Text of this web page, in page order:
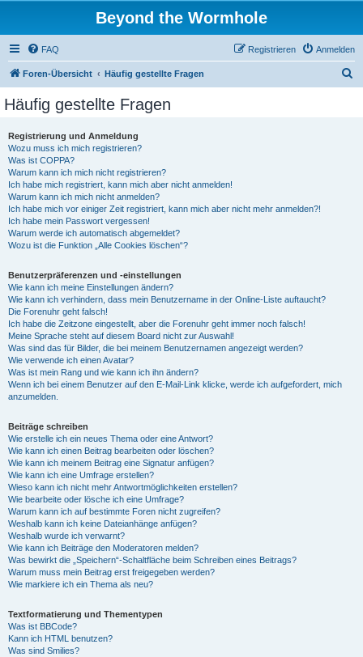
Beyond the Wormhole
FAQ Anmelden
Registrieren
Foren-Übersicht Häufig gestellte Fragen
Häufig gestellte Fragen
Registrierung und Anmeldung
Wozu muss ich mich registrieren?
Was ist COPPA?
Warum kann ich mich nicht registrieren?
Ich habe mich registriert, kann mich aber nicht anmelden!
Warum kann ich mich nicht anmelden?
Ich habe mich vor einiger Zeit registriert, kann mich aber nicht mehr anmelden?!
Ich habe mein Passwort vergessen!
Warum werde ich automatisch abgemeldet?
Wozu ist die Funktion „Alle Cookies löschen“?
Benutzerpräferenzen und -einstellungen
Wie kann ich meine Einstellungen ändern?
Wie kann ich verhindern, dass mein Benutzername in der Online-Liste auftaucht?
Die Forenuhr geht falsch!
Ich habe die Zeitzone eingestellt, aber die Forenuhr geht immer noch falsch!
Meine Sprache steht auf diesem Board nicht zur Auswahl!
Was sind das für Bilder, die bei meinem Benutzernamen angezeigt werden?
Wie verwende ich einen Avatar?
Was ist mein Rang und wie kann ich ihn ändern?
Wenn ich bei einem Benutzer auf den E-Mail-Link klicke, werde ich aufgefordert, mich
anzumelden.
Beiträge schreiben
Wie erstelle ich ein neues Thema oder eine Antwort?
Wie kann ich einen Beitrag bearbeiten oder löschen?
Wie kann ich meinem Beitrag eine Signatur anfügen?
Wie kann ich eine Umfrage erstellen?
Wieso kann ich nicht mehr Antwortmöglichkeiten erstellen?
Wie bearbeite oder lösche ich eine Umfrage?
Warum kann ich auf bestimmte Foren nicht zugreifen?
Weshalb kann ich keine Dateianhänge anfügen?
Weshalb wurde ich verwarnt?
Wie kann ich Beiträge den Moderatoren melden?
Was bewirkt die „Speichern“-Schaltfläche beim Schreiben eines Beitrags?
Warum muss mein Beitrag erst freigegeben werden?
Wie markiere ich ein Thema als neu?
Textformatierung und Thementypen
Was ist BBCode?
Kann ich HTML benutzen?
Was sind Smilies?